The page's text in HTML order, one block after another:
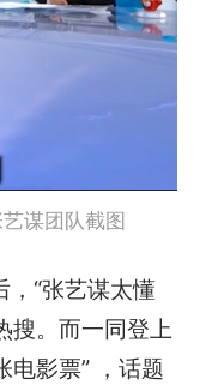
谋团队截图
“张艺谋太懂
搜。而一同登上
电影票” ，话题